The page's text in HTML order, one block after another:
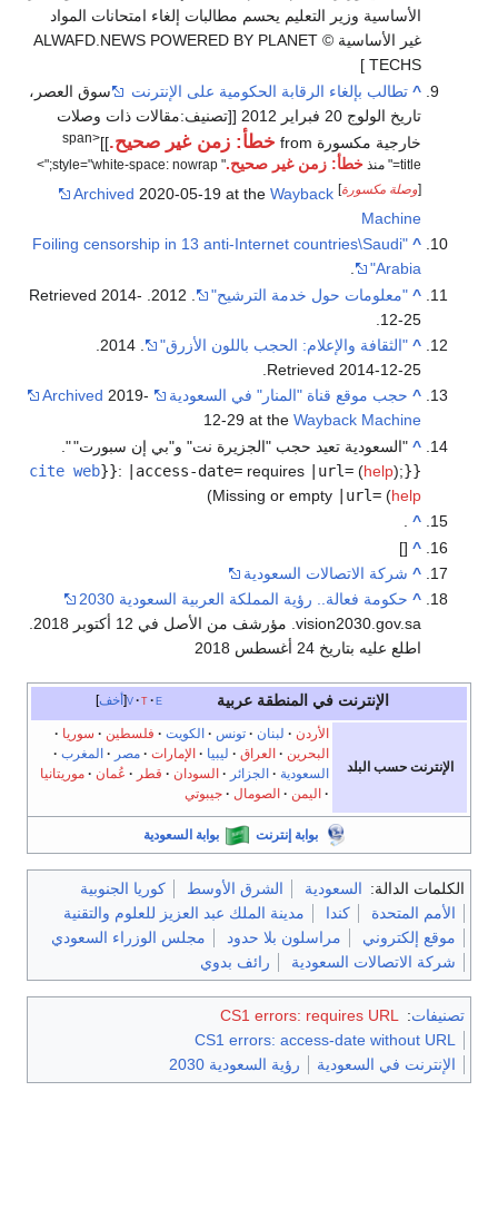
الأساسية وزير التعليم يحسم مطالبات إلغاء امتحانات المواد
غير الأساسية © ALWAFD.NEWS POWERED BY PLANET
TECHS ]
^ تطالب بإلغاء الرقابة الحكومية على الإنترنت
سوق العصر،
تاريخ الولوج 20 فبراير 2012 [[تصنيف:مقالات ذات وصلات
خارجية مكسورة from
خطأ: زمن غير صحيح.]]
<span
title=" منذ
خطأ: زمن غير صحيح.
" style="white-space: nowrap;">
[وصلة مكسورة]
Archived 2020-05-19 at theWayback
Machine
^
"Foiling censorship in 13 anti-Internet countries\Saudi
Arabia"
.
^ "معلومات حول خدمة الترشيح"
2014-
12-25
^ "الثقافة والإعلام: الحجب باللون الأزرق"
Retrieved 2014-12-25
^ حجب موقع قناة "المنار" في السعودية Archived 2019-
12-29 at theWayback Machine
^ "السعودية تعيد حجب "الجزيرة نت" و"بي إن سبورت"".
{{
cite web}}: |access-date= requires |url= (help);
Missing or empty
|url= (help
)
^
^
[]
^ شركة الاتصالات السعودية
^ حكومة فعالة.. رؤية المملكة العربية السعودية 2030
vision2030.gov.sa. مؤرشف من الأصل في 12 أكتوبر 2018.
اطلع عليه بتاريخ 24 أغسطس 2018
أخف v t e الإنترنت في المنطقة عربية
الإنترنت حسب البلد
الأردن لبنان تونس الكويت فلسطين
سوريا
البحرين
العراق ليبيا الإمارات مصر
المغرب
السعودية
الجزائر السودان قطر عُمان
موريتانيا
اليمن
الصومال جيبوتي
بوابة إنترنت بوابة السعودية
الكلمات الدالة: السعودية الشرق الأوسط
كوريا الجنوبية
الأمم المتحدة
كندا
مدينة الملك عبد العزيز للعلوم والتقنية
موقع إلكتروني
مراسلون بلا حدود
مجلس الوزراء السعودي
شركة الاتصالات السعودية
رائف بدوي
تصنيفات:
CS1 errors: requires URL
CS1 errors: access-date without URL
الإنترنت في السعودية
رؤية السعودية 2030